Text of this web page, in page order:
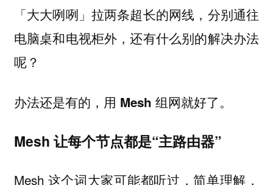
「大大咧咧」拉两条超长的网线，分别通往
电脑桌和电视柜外，还有什么别的解决办法
呢？
办法还是有的， 用 Mesh 组网就好了。
Mesh 让每个节点都是“主路由器”
Mesh 这个词大家可能都听过，简单理解，